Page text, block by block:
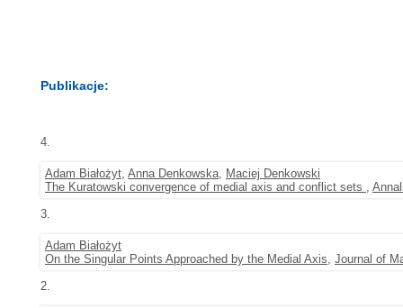
Publikacje:
4.
Adam Białożyt, Anna Denkowska, Maciej Denkowski
The Kuratowski convergence of medial axis and conflict sets ,
3.
Adam Białożyt
On the Singular Points Approached by the Medial Axis, Journal of
2.